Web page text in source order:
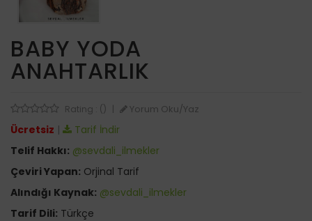
BABY YODA
ANAHTARLIK
Rating : () Yorum Oku/Yaz
Ücretsiz |
Tarif İndir
Telif Hakkı: @sevdali_ilmekler
Çeviri Yapan: Orjinal Tarif
Alındığı Kaynak: @sevdali_ilmekler
Tarif Dili: Türkçe